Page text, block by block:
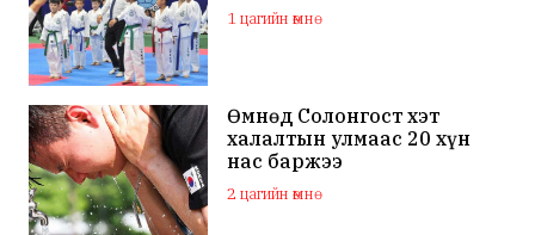
1 цагийн өмнө
Өмнөд Солонгост хэт
халалтын улмаас 20 хүн
нас баржээ
2 цагийн өмнө